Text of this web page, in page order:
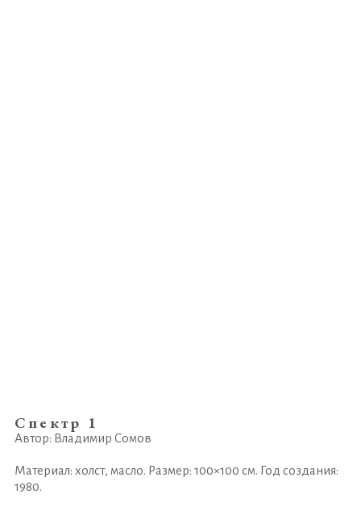
Спектр 1
Автор: Владимир Сомов
Материал: холст, масло. Размер: 100×100 см. Год создания:
1980.